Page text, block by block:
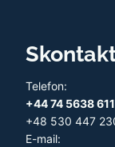
Telefon:
+44 74 5638
+48 530 447
E-mail: